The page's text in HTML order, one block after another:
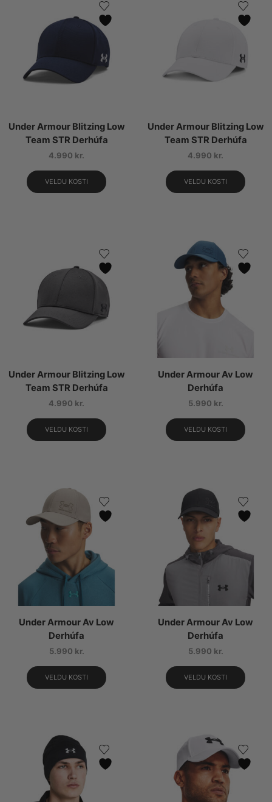
Under Armour Blitzing Low
Team STR Derhúfa
4.990 kr.
VELDU KOSTI
Under Armour Blitzing Low
Team STR Derhúfa
4.990 kr.
VELDU KOSTI
Under Armour Blitzing Low
Team STR Derhúfa
4.990 kr.
VELDU KOSTI
Under Armour Av Low
Derhúfa
5.990 kr.
VELDU KOSTI
Under Armour Av Low
Derhúfa
5.990 kr.
VELDU KOSTI
Under Armour Av Low
Derhúfa
5.990 kr.
VELDU KOSTI